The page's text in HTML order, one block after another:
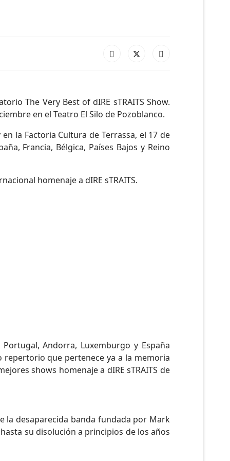
The Very Best of dIRE sTRAITS Show.
en el Teatro El Silo de Pozoblanco.
la Factoria Cultura de Terrassa, el 17 de
Francia, Bélgica, Países Bajos y Reino
homenaje a dIRE sTRAITS.
Portugal, Andorra, Luxemburgo y España
que pertenece ya a la memoria
shows homenaje a dIRE sTRAITS de
la desaparecida banda fundada por Mark
su disolución a principios de los años